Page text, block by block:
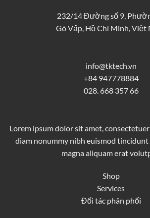
232/14 Đường số 9,
Gò Vấp, Hồ Chí Minh, Việt
info@tktech.vn
+84 947778884
028. 668 357 66
Lorem ipsum dolor sit amet,
diam nonummy nibh euismod
magna aliquam erat
Shop
Services
Đối tác phân phối